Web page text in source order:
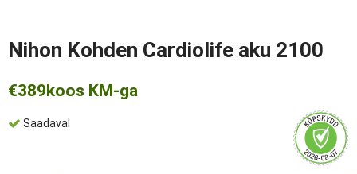
Nihon Kohden Cardiolife aku 2100
€389koos KM-ga
Saadaval